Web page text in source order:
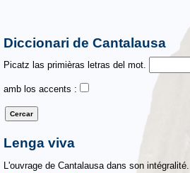
Diccionari de Cantalausa
Picatz las primièras letras del mot.
amb los accents :
Lenga viva
L'ouvrage de Cantalausa dans son